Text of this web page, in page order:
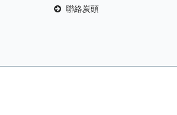
聯絡炭頭